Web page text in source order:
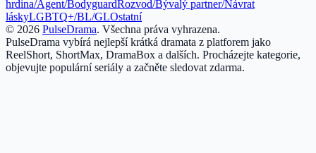
hrdina/Agent/BodyguardRozvod/Bývalý partner/Návrat
láskyLGBTQ+/BL/GLOstatní
© 2026 PulseDrama. Všechna práva vyhrazena.
PulseDrama vybírá nejlepší krátká dramata z platforem jako
ReelShort, ShortMax, DramaBox a dalších. Procházejte kategorie,
objevujte populární seriály a začněte sledovat zdarma.